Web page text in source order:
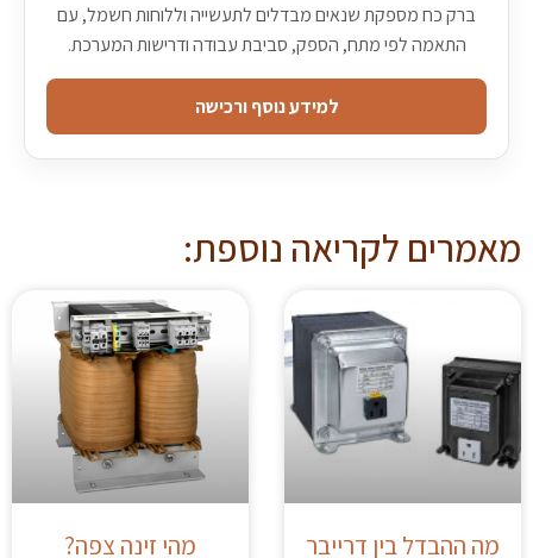
ברק כח מספקת שנאים מבדלים לתעשייה וללוחות חשמל, עם
התאמה לפי מתח, הספק, סביבת עבודה ודרישות המערכת.
למידע נוסף ורכישה
מאמרים לקריאה נוספת:
מה ההבדל בין דרייבר
מהי זינה צפה?